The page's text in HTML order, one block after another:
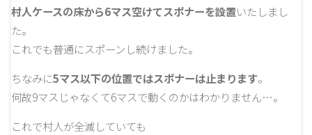
村人ケースの床から6マス空けてスポナーを設置いたしまし
た。
これでも普通にスポーンし続けました。
ちなみに5マス以下の位置ではスポナーは止まります。
何故9マスじゃなくて6マスで動くのかはわかりません…。
これで村人が全滅していても